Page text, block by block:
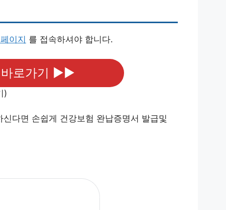
이지 를 접속하셔야 합니다.
바로가기 ▶▶
)
다면 손쉽게 건강보험 완납증명서 발급및